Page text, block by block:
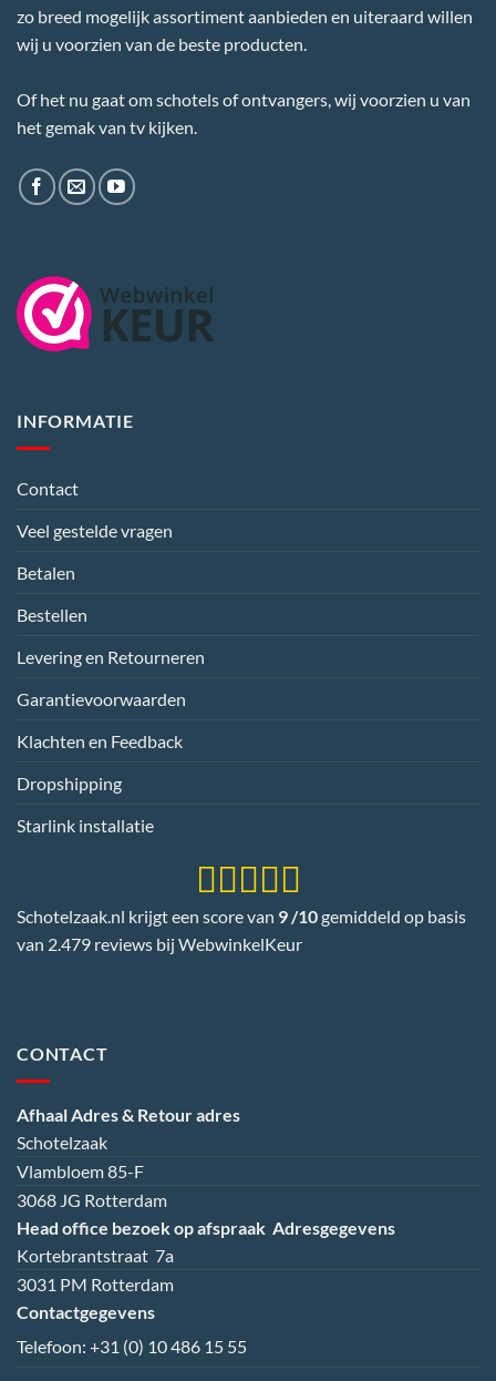
zo breed mogelijk assortiment aanbieden en uiteraard willen
wij u voorzien van de beste producten.
Of het nu gaat om schotels of ontvangers, wij voorzien u van
het gemak van tv kijken.
INFORMATIE
Contact
Veel gestelde vragen
Betalen
Bestellen
Levering en Retourneren
Garantievoorwaarden
Klachten en Feedback
Dropshipping
Starlink installatie
Schotelzaak.nl krijgt een score van 9 /10gemiddeld op basis
van 2.479 reviews bij WebwinkelKeur
CONTACT
Afhaal Adres & Retour adres
Schotelzaak
Vlambloem 85-F
3068 JG Rotterdam
Head office bezoek op afspraak Adresgegevens
Kortebrantstraat 7a
3031 PM Rotterdam
Contactgegevens
Telefoon: +31 (0) 10 486 15 55